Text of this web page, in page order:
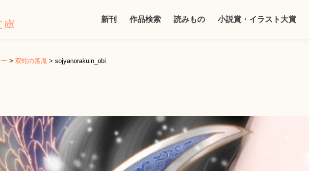
新刊 作品検索 読みもの 小説賞・イラスト大賞
> 双蛇の落胤 > sojyanorakuin_obi